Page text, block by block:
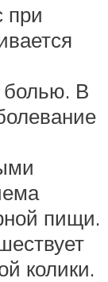
при
болью. В
пищи.
колики.